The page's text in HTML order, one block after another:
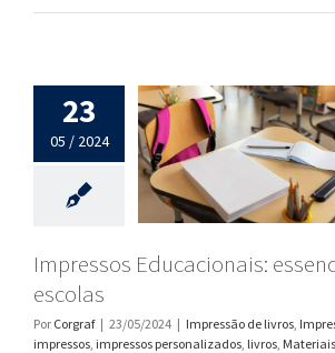
23
05 / 2024
Impressos
Educacionais:
escolas
sob demanda
Impressos Educacionais:
escolas
Por Corgraf | 23/05/2024 | Impressão de livros
impressos impressos personalizados livros